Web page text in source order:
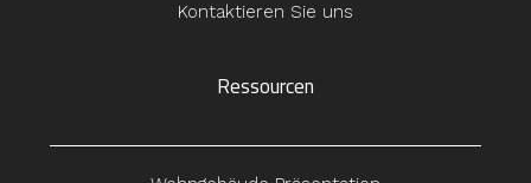
Kontaktieren Sie uns
Ressourcen